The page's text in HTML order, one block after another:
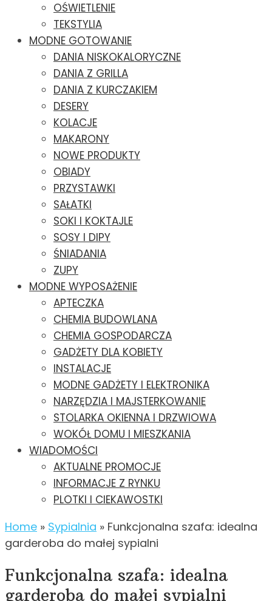
OŚWIETLENIE
TEKSTYLIA
MODNE GOTOWANIE
DANIA NISKOKALORYCZNE
DANIA Z GRILLA
DANIA Z KURCZAKIEM
DESERY
KOLACJE
MAKARONY
NOWE PRODUKTY
OBIADY
PRZYSTAWKI
SAŁATKI
SOKI I KOKTAJLE
SOSY I DIPY
ŚNIADANIA
ZUPY
MODNE WYPOSAŻENIE
APTECZKA
CHEMIA BUDOWLANA
CHEMIA GOSPODARCZA
GADŻETY DLA KOBIETY
INSTALACJE
MODNE GADŻETY I ELEKTRONIKA
NARZĘDZIA I MAJSTERKOWANIE
STOLARKA OKIENNA I DRZWIOWA
WOKÓŁ DOMU I MIESZKANIA
WIADOMOŚCI
AKTUALNE PROMOCJE
INFORMACJE Z RYNKU
PLOTKI I CIEKAWOSTKI
Home » Sypialnia » Funkcjonalna szafa: idealna
garderoba do małej sypialni
Funkcjonalna szafa: idealna
garderoba do małej sypialni